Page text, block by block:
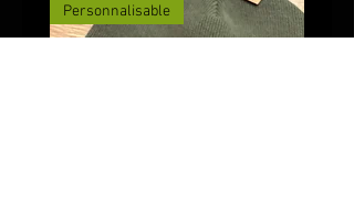
Personnalisable